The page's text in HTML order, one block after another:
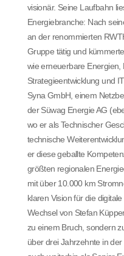
visionär. Seine Laufbahn
Energiebranche: Nach
an der renommierten
Gruppe tätig und
wie erneuerbare Energien,
Strategieentwicklung und
Syna GmbH, einem
der Süwag Energie AG
wo er als Technischer
technische
er diese geballte
größten regionalen
mit über 10.000 km
klaren Vision für die
Wechsel von Stefan
zu einem Bruch, sondern
über drei Jahrzehnte in